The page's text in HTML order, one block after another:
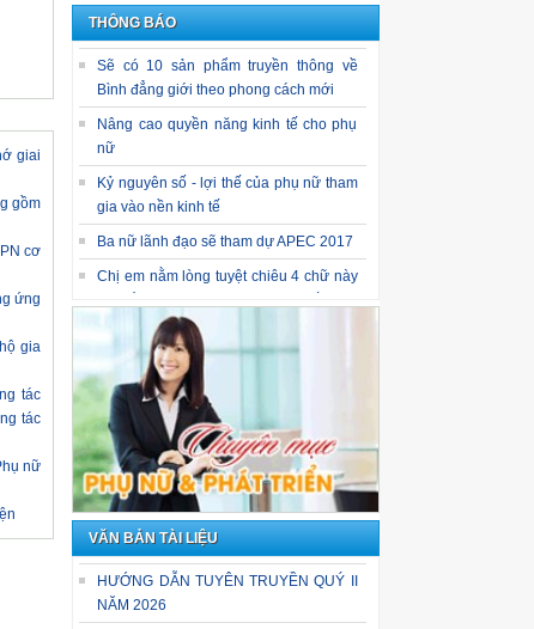
giai
gồm
cơ
ứng
gia
tác
tác
nữ
THÔNG BÁO
Sẽ có 10 sản phẩm truyền thông về
Bình đẳng giới theo phong cách mới
Nâng cao quyền năng kinh tế cho phụ
nữ
Kỷ nguyên số - lợi thế của phụ nữ tham
gia vào nền kinh tế
Ba nữ lãnh đạo sẽ tham dự APEC 2017
Chị em nằm lòng tuyệt chiêu 4 chữ này
cũng phải ngả mũ kính phục vợ!
VĂN BẢN TÀI LIỆU
HƯỚNG DẪN TUYÊN TRUYỀN QUÝ II
NĂM 2026